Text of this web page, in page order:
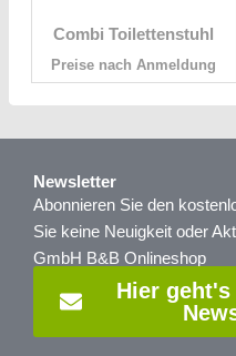
Combi Toilettenstuhl
Preise nach Anmeldung
Newsletter
Abonnieren Sie den
Sie keine Neuigkeit oder
GmbH B&B Onlineshop
Hier